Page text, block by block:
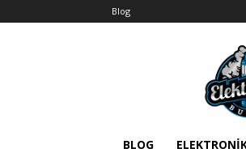
Blog
BLOG